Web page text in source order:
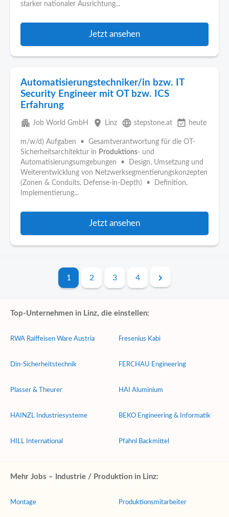
starker nationaler Ausrichtung...
Jetzt ansehen
Automatisierungstechniker/in bzw. IT
Security Engineer mit OT bzw. ICS
Erfahrung
apartment Job World GmbH place Linz language stepstone.at event_available heute
m/w/d) Aufgaben • Gesamtverantwortung für die OT-
Sicherheitsarchitektur in Produktions- und
Automatisierungsumgebungen • Design, Umsetzung und
Weiterentwicklung von Netzwerksegmentierungskonzepten
(Zonen & Conduits, Defense-in-Depth) • Definition,
Implementierung...
Jetzt ansehen
1 2 3 4
Top-Unternehmen in Linz, die einstellen:
RWA Raiffeisen Ware Austria
Din-Sicherheitstechnik
Plasser & Theurer
HAINZL Industriesysteme
HILL International
Fresenius Kabi
FERCHAU Engineering
HAI Aluminium
BEKO Engineering & Informatik
Pfahnl Backmittel
Mehr Jobs – Industrie / Produktion in Linz:
Montage Produktionsmitarbeiter